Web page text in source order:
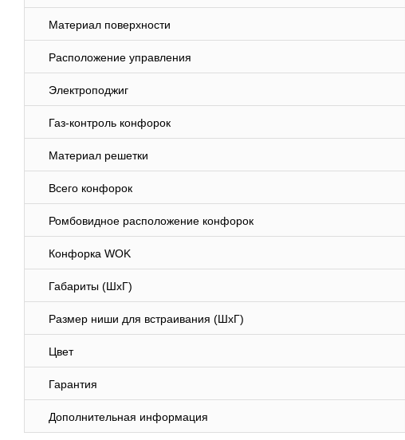
Материал поверхности
Расположение управления
Электроподжиг
Газ-контроль конфорок
Материал решетки
Всего конфорок
Ромбовидное расположение конфорок
Конфорка WOK
Габариты (ШхГ)
Размер ниши для встраивания (ШхГ)
Цвет
Гарантия
Дополнительная информация